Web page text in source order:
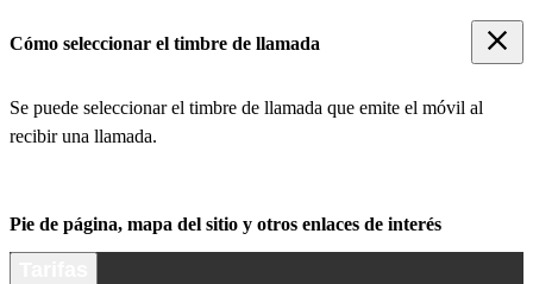
Cómo seleccionar el timbre de llamada
Se puede seleccionar el timbre de llamada que emite el móvil al
recibir una llamada.
Pie de página, mapa del sitio y otros enlaces de interés